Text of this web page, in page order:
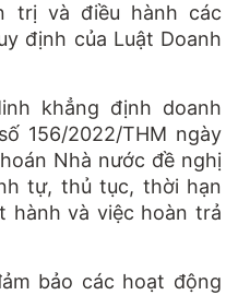
trị và điều hành các
định của Luật Doanh
khẳng định doanh
156/2022/THM ngày
Nhà nước đề nghị
tự, thủ tục, thời hạn
hành và việc hoàn trả
bảo các hoạt động